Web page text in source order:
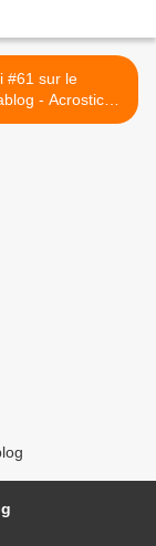
#61 sur le
- Acrostiche
par Cécile R >